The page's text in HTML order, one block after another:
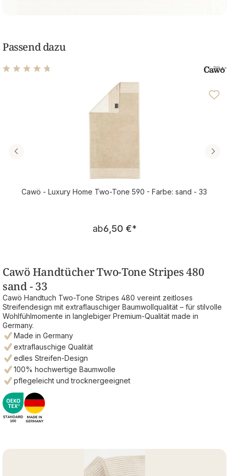
Passend dazu
Durchschnittliche Bewertung von 4.78 von 5 Sternen
Cawö - Luxury Home Two-Tone 590 - Farbe: sand - 33
Regulärer Preis:
ab6,50 €*
Cawö Handtücher Two-Tone Stripes 480
sand - 33
Cawö Handtuch Two-Tone Stripes 480 vereint zeitloses
Streifendesign mit extraflauschiger Baumwollqualität – für stilvolle
Wohlfühlmomente in langlebiger Premium-Qualität made in
Germany.
Made in Germany
extraflauschige Qualität
edles Streifen-Design
100% hochwertige Baumwolle
pflegeleicht und trocknergeeignet